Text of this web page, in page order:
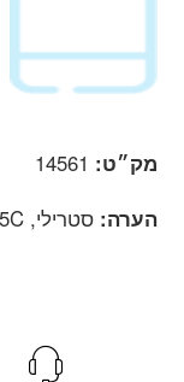
מק״ט: 14561
הערה:סטרילי, 15-25C°